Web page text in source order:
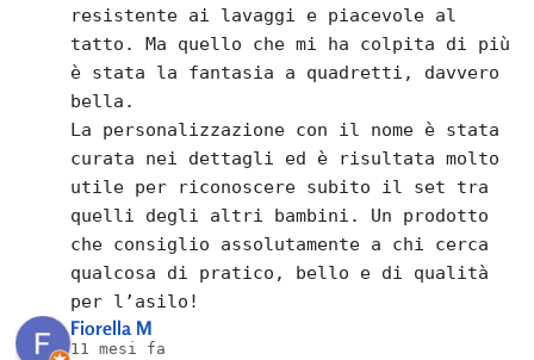
resistente ai lavaggi e piacevole al
tatto. Ma quello che mi ha colpita di più
è stata la fantasia a quadretti, davvero
bella.
La personalizzazione con il nome è stata
curata nei dettagli ed è risultata molto
utile per riconoscere subito il set tra
quelli degli altri bambini. Un prodotto
che consiglio assolutamente a chi cerca
qualcosa di pratico, bello e di qualità
per l’asilo!
Fiorella M
11 mesi fa